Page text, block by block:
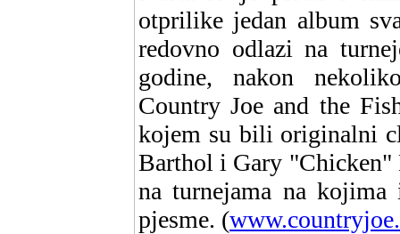
otprilike jedan album
redovno odlazi na
godine, nakon
Country Joe and the
kojem su bili originalni
Barthol i Gary "Chicken"
na turnejama na
pjesme. (